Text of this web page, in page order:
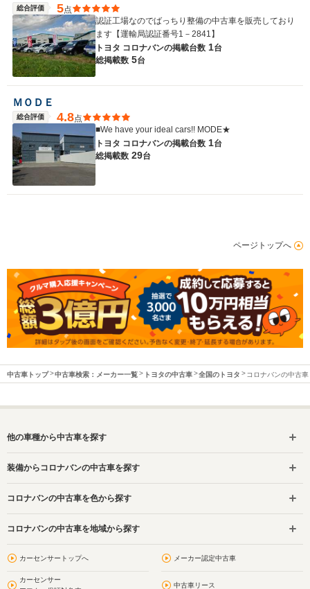
総合評価 5点
認証工場なのでばっちり整備の中古車を販売しており
ます【運輸局認証番号1－2841】
トヨタ コロナバンの掲載台数 1台
総掲載数 5台
ＭＯＤＥ
総合評価 4.8点
■We have your ideal cars!! MODE★
トヨタ コロナバンの掲載台数 1台
総掲載数 29台
ページトップへ
中古車トップ 中古車検索：メーカー一覧 トヨタの中古車 全国のトヨタ コロナバンの中古車
他の車種から中古車を探す
装備からコロナバンの中古車を探す
コロナバンの中古車を色から探す
コロナバンの中古車を地域から探す
カーセンサートップへ メーカー認定中古車
カーセンサー
中古車リース